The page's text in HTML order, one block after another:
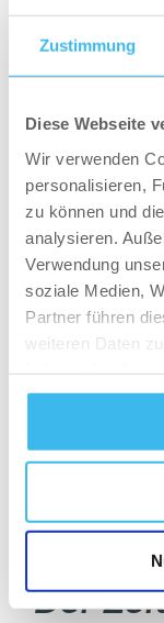
Zustimmung
Diese Webseite
Wir verwenden
personalisieren,
zu können und
analysieren.
Verwendung
soziale Medien,
Partner führen
weiteren Daten
gesammelt
Datenschutz-
Wie viel
Bulking
Der